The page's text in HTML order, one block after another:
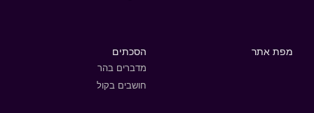
מפת אתר הסכתים
מדברים בהר
חושבים בקול